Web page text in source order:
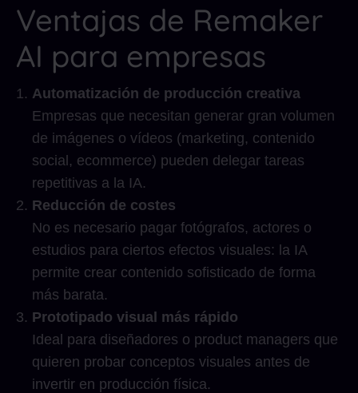
Ventajas de Remaker
AI para empresas
Automatización de producción creativa
Empresas que necesitan generar gran volumen
de imágenes o vídeos (marketing, contenido
social, ecommerce) pueden delegar tareas
repetitivas a la IA.
Reducción de costes
No es necesario pagar fotógrafos, actores o
estudios para ciertos efectos visuales: la IA
permite crear contenido sofisticado de forma
más barata.
Prototipado visual más rápido
Ideal para diseñadores o product managers que
quieren probar conceptos visuales antes de
invertir en producción física.